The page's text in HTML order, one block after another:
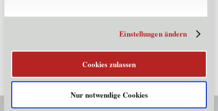
Einstellungen ändern
Cookies zulassen
Nur notwendige Cookies
Die Cluster der Standortagentur Tirol servicieren
Unternehmen in Tirol rund um die Themen Technologie,
Innovation, Kooperation und Wachstum.
Mehr erfahren